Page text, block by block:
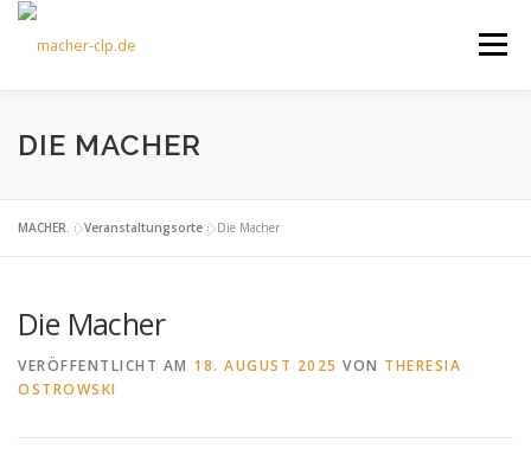
Zum
springen
Menü
ÜBER UNS KULTOURFAHRTEN
TERMINE ANGEBOTE
KONTAKT
DIE MACHER
MACHER. »Veranstaltungsorte »Die Macher
Die Macher
VERÖFFENTLICHT AM 18. AUGUST 2025 VON THERESIA
OSTROWSKI